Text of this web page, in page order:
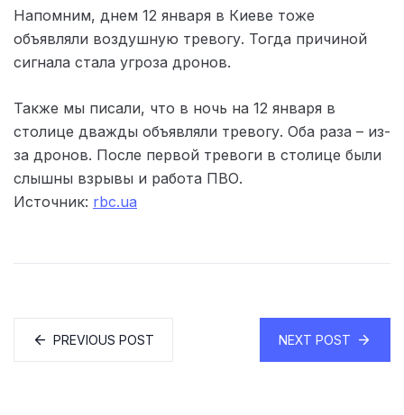
Напомним, днем 12 января в Киеве тоже
объявляли воздушную тревогу. Тогда причиной
сигнала стала угроза дронов.
Также мы писали, что в ночь на 12 января в
столице дважды объявляли тревогу. Оба раза – из-
за дронов. После первой тревоги в столице были
слышны взрывы и работа ПВО.
Источник: rbc.ua
PREVIOUS POST NEXT POST